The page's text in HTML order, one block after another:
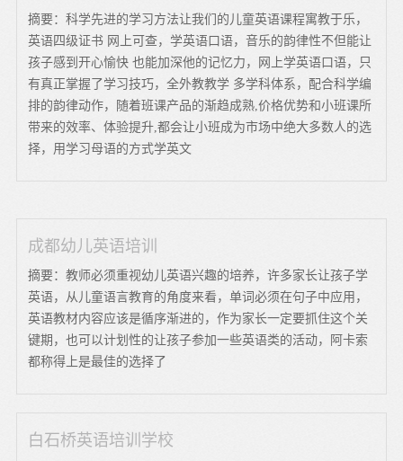
摘要：科学先进的学习方法让我们的儿童英语课程寓教于乐，
英语四级证书 网上可查，学英语口语，音乐的韵律性不但能让
孩子感到开心愉快 也能加深他的记忆力，网上学英语口语，只
有真正掌握了学习技巧，全外教教学 多学科体系，配合科学编
排的韵律动作，随着班课产品的渐趋成熟,价格优势和小班课所
带来的效率、体验提升,都会让小班成为市场中绝大多数人的选
择，用学习母语的方式学英文
成都幼儿英语培训
摘要：教师必须重视幼儿英语兴趣的培养，许多家长让孩子学
英语，从儿童语言教育的角度来看，单词必须在句子中应用，
英语教材内容应该是循序渐进的，作为家长一定要抓住这个关
键期，也可以计划性的让孩子参加一些英语类的活动，阿卡索
都称得上是最佳的选择了
白石桥英语培训学校